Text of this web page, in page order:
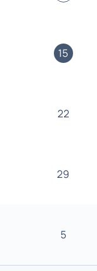
15
22
29
5